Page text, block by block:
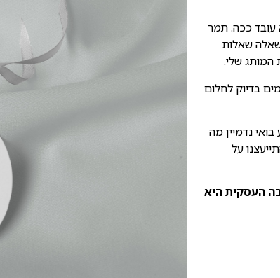
עובד ככה. תמר
שאלות
המותג שלי.
בדיוק לחלום
נדמיין מה
על
העסקית היא